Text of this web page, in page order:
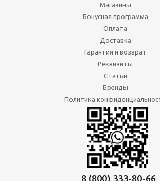
Магазины
Бонусная программа
Оплата
Доставка
Гарантия и возврат
Реквизиты
Статьи
Бренды
Политика
8 (800) 333-80-66